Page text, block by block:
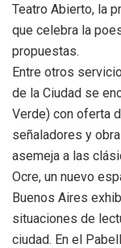
Teatro Abierto, la
que celebra la
propuestas.
Entre otros
de la Ciudad se
Verde) con oferta
señaladores y
asemeja a las
Ocre, un nuevo
Buenos Aires
situaciones de
ciudad. En el